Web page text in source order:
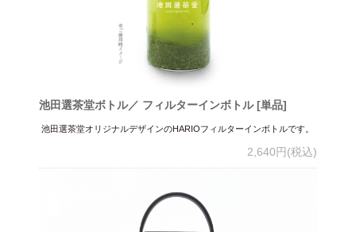
池田選茶堂ボトル／ フィルターインボトル [単品]
池田選茶堂オリジナルデザインのHARIOフィルターインボトルです。
2,640円(税込)